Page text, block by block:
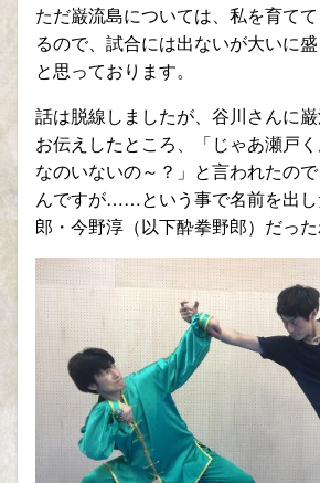
ただ巌流島については、私を育て
るので、試合には出ないが大いに
と思っております。
話は脱線しましたが、谷川さんに
お伝えしたところ、「じゃあ瀬戸
なのいないの～？」と言われたの
んですが……という事で名前を出
郎・今野淳（以下酔拳野郎）だった